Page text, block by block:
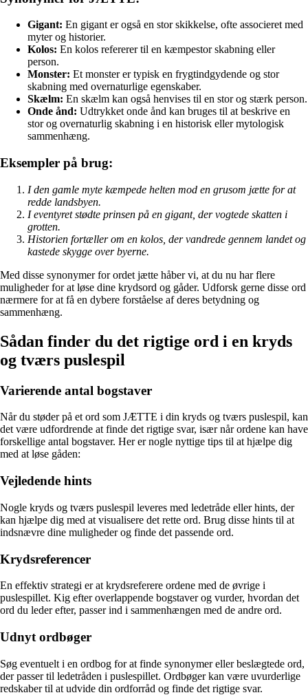
Gigant: En gigant er også en stor skikkelse, ofte associeret med
myter og historier.
Kolos: En kolos refererer til en kæmpestor skabning eller
person.
Monster: Et monster er typisk en frygtindgydende og stor
skabning med overnaturlige egenskaber.
Skælm: En skælm kan også henvises til en stor og stærk person.
Onde ånd: Udtrykket onde ånd kan bruges til at beskrive en
stor og overnaturlig skabning i en historisk eller mytologisk
sammenhæng.
Eksempler på brug:
I den gamle myte kæmpede helten mod en grusom jætte for at
redde landsbyen.
I eventyret stødte prinsen på en gigant, der vogtede skatten i
grotten.
Historien fortæller om en kolos, der vandrede gennem landet og
kastede skygge over byerne.
Med disse synonymer for ordet jætte håber vi, at du nu har flere
muligheder for at løse dine krydsord og gåder. Udforsk gerne disse ord
nærmere for at få en dybere forståelse af deres betydning og
sammenhæng.
Sådan finder du det rigtige ord i en kryds
og tværs puslespil
Varierende antal bogstaver
Når du støder på et ord som JÆTTE i din kryds og tværs puslespil, kan
det være udfordrende at finde det rigtige svar, især når ordene kan have
forskellige antal bogstaver. Her er nogle nyttige tips til at hjælpe dig
med at løse gåden:
Vejledende hints
Nogle kryds og tværs puslespil leveres med ledetråde eller hints, der
kan hjælpe dig med at visualisere det rette ord. Brug disse hints til at
indsnævre dine muligheder og finde det passende ord.
Krydsreferencer
En effektiv strategi er at krydsreferere ordene med de øvrige i
puslespillet. Kig efter overlappende bogstaver og vurder, hvordan det
ord du leder efter, passer ind i sammenhængen med de andre ord.
Udnyt ordbøger
Søg eventuelt i en ordbog for at finde synonymer eller beslægtede ord,
der passer til ledetråden i puslespillet. Ordbøger kan være uvurderlige
redskaber til at udvide din ordforråd og finde det rigtige svar.